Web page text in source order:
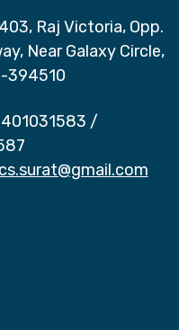
Raj Victoria, Opp.
Near Galaxy Circle,
394510
/